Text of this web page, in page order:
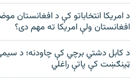
د امریکا انتخاباتو کې د افغانستان
افغانستان ولې امریکا ته مهم دی؟
د کابل دشتي برچي کې چاودنه؛ د
ټينګښت کې پاتې راغلي